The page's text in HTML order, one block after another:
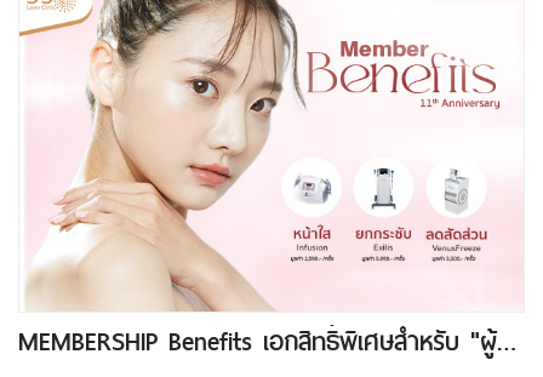
MEMBERSHIP Benefits เอกสิทธิ์พิเศษสำหรับ "ผู้ถือสมาชิก"